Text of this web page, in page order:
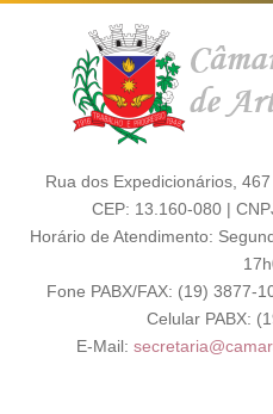
Rua dos Expedicionários,
CEP: 13.160-080 |
Horário de Atendimento:
Fone PABX/FAX: (19) 3877-
Celular PABX:
E-Mail: